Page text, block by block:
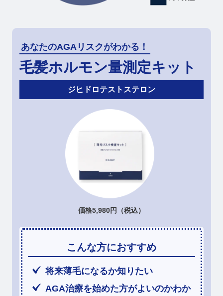
あなたのAGAリスクがわかる！
毛髪ホルモン量測定キット
ジヒドロテストステロン
価格5,980円（税込）
こんな方におすすめ
将来薄毛になるか知りたい
AGA治療を始めた方がよいのかわか